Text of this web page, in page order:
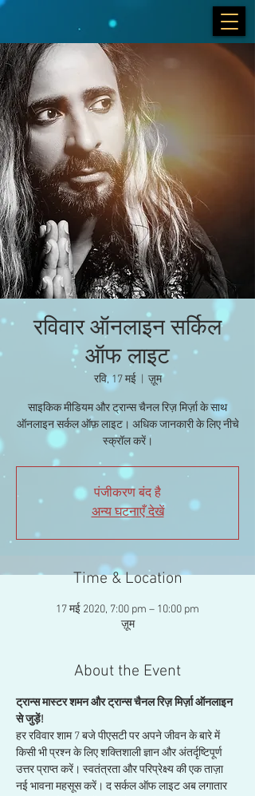
रविवार ऑनलाइन सर्किल
ऑफ लाइट
रवि, 17 मई
  |
ज़ूम
साइकिक मीडियम और ट्रान्स चैनल रिज़ मिर्ज़ा के साथ
ऑनलाइन सर्कल ऑफ़ लाइट। अधिक जानकारी के लिए नीचे
स्क्रॉल करें।
पंजीकरण बंद है
अन्य घटनाएँ देखें
Time & Location
17 मई 2020, 7:00 pm – 10:00 pm
ज़ूम
About the Event
ट्रान्स मास्टर शमन और ट्रान्स चैनल रिज़ मिर्ज़ा ऑनलाइन
से जुड़ें!
हर रविवार शाम 7 बजे पीएसटी पर अपने जीवन के बारे में
किसी भी प्रश्न के लिए शक्तिशाली ज्ञान और अंतर्दृष्टिपूर्ण
उत्तर प्राप्त करें। स्वतंत्रता और परिप्रेक्ष्य की एक ताज़ा
नई भावना महसूस करें। द सर्कल ऑफ लाइट अब लगातार